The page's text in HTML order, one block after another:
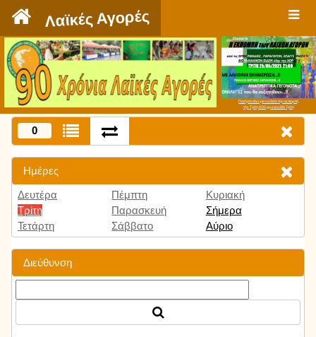
Λαϊκές Αγορές
Πατήστε εδώ για να δείτε την εκπομπή
την Τρίτη 9:00 μμ και κάθε Τρίτη
0
Ημέρες
Δευτέρα
Τρίτη
Τετάρτη
Πέμπτη
Παρασκευή
Σάββατο
Κυριακή
Σήμερα
Αύριο
Διεύθυνση